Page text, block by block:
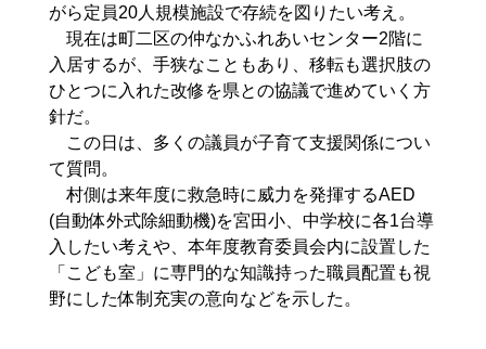
がら定員20人規模施設で存続を図りたい考え。
現在は町二区の仲なかふれあいセンター2階に
入居するが、手狭なこともあり、移転も選択肢の
ひとつに入れた改修を県との協議で進めていく方
針だ。
この日は、多くの議員が子育て支援関係につい
て質問。
村側は来年度に救急時に威力を発揮するAED
(自動体外式除細動機)を宮田小、中学校に各1台導
入したい考えや、本年度教育委員会内に設置した
「こども室」に専門的な知識持った職員配置も視
野にした体制充実の意向などを示した。